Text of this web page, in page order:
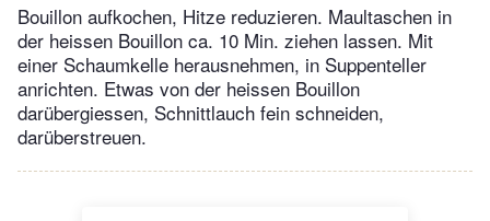
Bouillon aufkochen, Hitze reduzieren. Maultaschen in
der heissen Bouillon ca. 10 Min. ziehen lassen. Mit
einer Schaumkelle herausnehmen, in Suppenteller
anrichten. Etwas von der heissen Bouillon
darübergiessen, Schnittlauch fein schneiden,
darüberstreuen.